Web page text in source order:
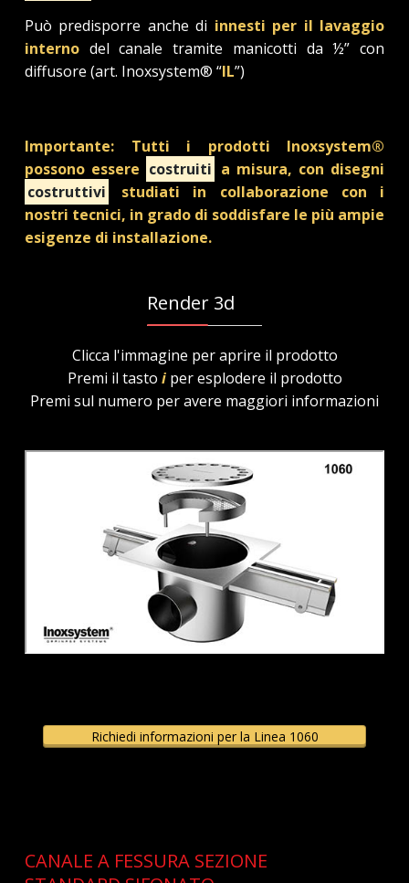
Può predisporre anche di innesti per il lavaggio
interno del canale tramite manicotti da ½” con
diffusore (art. Inoxsystem® “IL”)
Importante: Tutti i prodotti Inoxsystem®
possono essere costruiti a misura, con disegni
costruttivi
studiati in collaborazione con i
nostri tecnici, in grado di soddisfare le più ampie
esigenze di installazione.
Render 3d
Clicca l'immagine per aprire il prodotto
Premi il tasto iper esplodere il prodotto
Premi sul numero per avere maggiori informazioni
Richiedi informazioni per la Linea 1060
CANALE A FESSURA SEZIONE